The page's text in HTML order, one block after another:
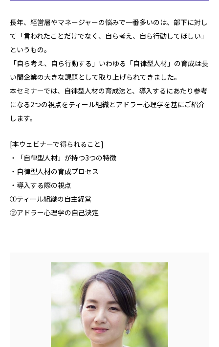
長年、経営層やマネージャーの悩みで一番多いのは、部下に対し
て「言われたことだけでなく、自ら考え、自ら行動してほしい」
というもの。
「自ら考え、自ら行動する」いわゆる「自律型人材」の育成は長
い間企業の大きな課題として取り上げられてきました。
本セミナーでは、自律型人材の育成法と、導入するにあたり参考
になる2つの視点をティール組織とアドラー心理学を基にご紹介
します。
[本ウェビナーで得られること]
・「自律型人材」が持つ3つの特徴
・自律型人材の育成プロセス
・導入する際の視点
①ティール組織の自主経営
②アドラー心理学の自己決定